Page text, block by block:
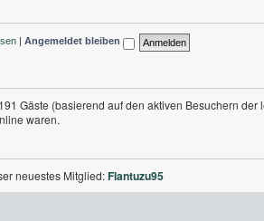
Angemeldet bleiben
Gäste (basierend auf den aktiven Besuchern der
waren.
neuestes Mitglied:Flantuzu95